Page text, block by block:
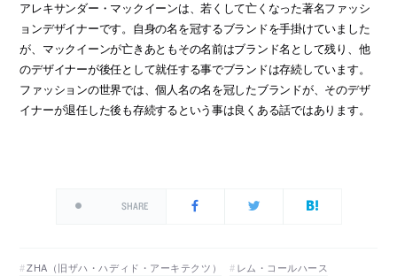
アレキサンダー・マックイーンは、若くして亡くなった著名ファッシ
ョンデザイナーです。自身の名を冠するブランドを手掛けていました
が、マックイーンが亡きあともその名前はブランド名として残り、他
のデザイナーが後任として就任する事でブランドは存続しています。
ファッションの世界では、個人名の名を冠したブランドが、そのデザ
イナーが退任した後も存続するという事は良くある話ではあります。
SHARE
ZHA（旧ザハ・ハディド・アーキテクツ） レム・コールハース